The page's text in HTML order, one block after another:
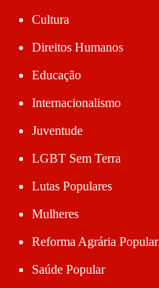
Cultura
Direitos Humanos
Educação
Internacionalismo
Juventude
LGBT Sem Terra
Lutas Populares
Mulheres
Reforma Agrária Popular
Saúde Popular